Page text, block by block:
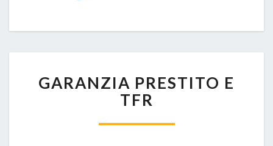
PRESTITO
E
TFR
GARANZIA PRESTITO E
TFR